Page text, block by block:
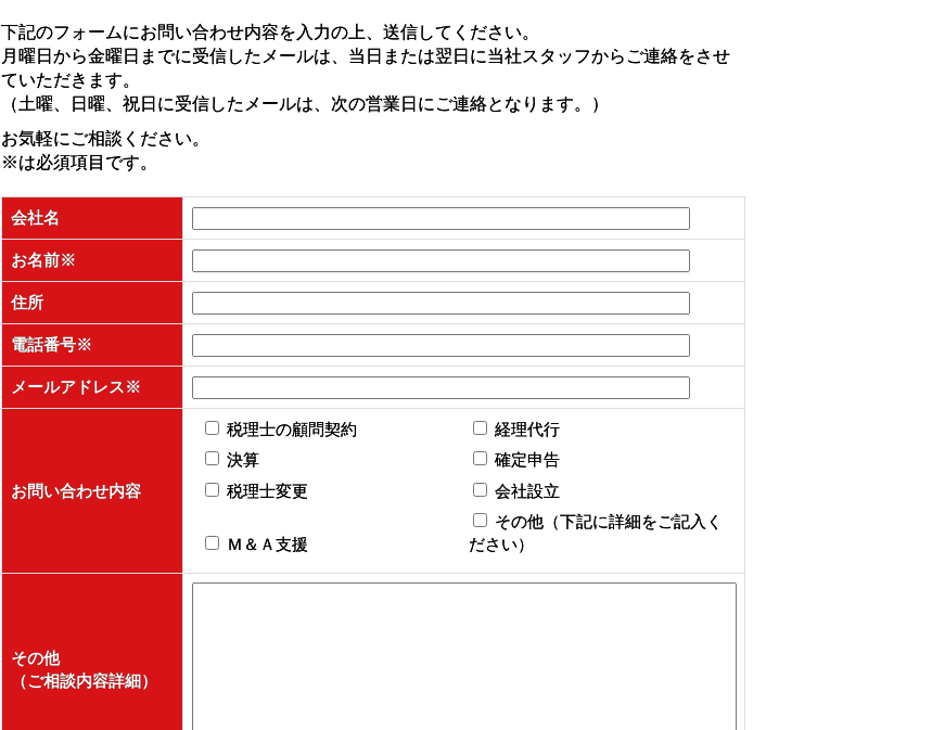
下記のフォームにお問い合わせ内容を入力の上、送信してください。
月曜日から金曜日までに受信したメールは、当日または翌日に当社スタッフからご連絡をさせ
ていただきます。
（土曜、日曜、祝日に受信したメールは、次の営業日にご連絡となります。）
お気軽にご相談ください。
※は必須項目です。
会社名
お名前※
住所
電話番号※
メールアドレス※
お問い合わせ内容
税理士の顧問契約
経理代行
決算
確定申告
税理士変更
会社設立
Ｍ＆Ａ支援
その他（下記に詳細をご記入く
ださい）
その他
（ご相談内容詳細）